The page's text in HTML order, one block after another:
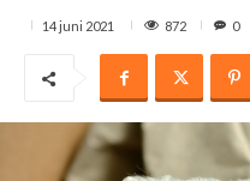
14 juni 2021 872 0